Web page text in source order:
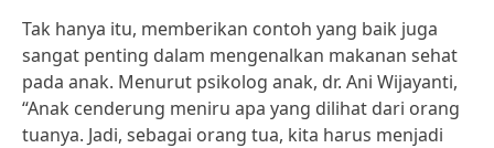
Tak hanya itu, memberikan contoh yang baik juga
sangat penting dalam mengenalkan makanan sehat
pada anak. Menurut psikolog anak, dr. Ani Wijayanti,
“Anak cenderung meniru apa yang dilihat dari orang
tuanya. Jadi, sebagai orang tua, kita harus menjadi